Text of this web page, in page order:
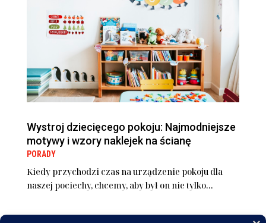
Wystroj dziecięcego pokoju: Najmodniejsze
motywy i wzory naklejek na ścianę
PORADY
Kiedy przychodzi czas na urządzenie pokoju dla
naszej pociechy, chcemy, aby był on nie tylko...